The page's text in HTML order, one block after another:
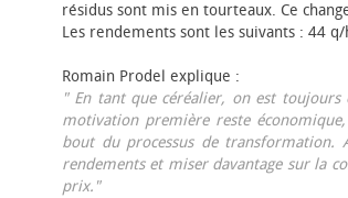
résidus sont mis en tourteaux. Ce
Les rendements sont les suivants : 44
Romain Prodel explique :
" En tant que céréalier, on est
motivation première reste
bout du processus de
rendements et miser davantage sur la
prix."